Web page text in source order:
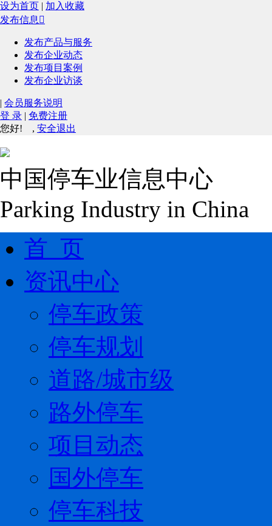
设为首页 | 加入收藏
发布信息 
发布产品与服务
发布企业动态
发布项目案例
发布企业访谈
| 会员服务说明
登 录 | 免费注册
您好!
, 安全退出
中国停车业信息中心
Parking Industry in China
首 页
资讯中心
停车政策
停车规划
道路/城市级
路外停车
项目动态
国外停车
停车科技